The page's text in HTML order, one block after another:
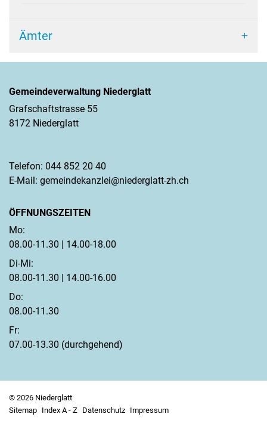
Ämter
Gemeindeverwaltung Niederglatt
Grafschaftstrasse 55
8172 Niederglatt
Telefon: 044 852 20 40
E-Mail: gemeindekanzlei@niederglatt-zh.ch
ÖFFNUNGSZEITEN
Mo:
08.00-11.30 | 14.00-18.00
Di-Mi:
08.00-11.30 | 14.00-16.00
Do:
08.00-11.30
Fr:
07.00-13.30 (durchgehend)
© 2026 Niederglatt
Sitemap Index A - Z Datenschutz Impressum